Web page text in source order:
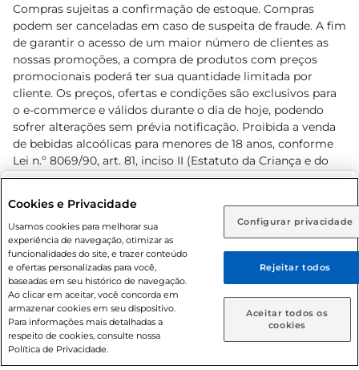
Rio de Janeiro (RJ) Goiás (GO)
Ou
Caso queira comprar online, informe como deseja receber
suas compras:
Entrega em casa Retire em Loja
Compras sujeitas a confirmação de estoque. Compras
podem ser canceladas em caso de suspeita de fraude. A fim
de garantir o acesso de um maior número de clientes as
nossas promoções, a compra de produtos com preços
promocionais poderá ter sua quantidade limitada por
cliente. Os preços, ofertas e condições são exclusivos para
o e-commerce e válidos durante o dia de hoje, podendo
sofrer alterações sem prévia notificação. Proibida a venda
de bebidas alcoólicas para menores de 18 anos, conforme
Lei n.º 8069/90, art. 81, inciso II (Estatuto da Criança e do
Adolescente). Preços e condições exclusivos para o
prévio. O valor mínimo para as compras on-line é de R$
80,00.
© 2026 Copyright. Todos os direitos
reservados Prezunic.
Cookies e Privacidade
Usamos cookies para melhorar sua
experiência de navegação, otimizar as
funcionalidades do site, e trazer conteúdo
e ofertas personalizadas para você,
baseadas em seu histórico de navegação.
Ao clicar em aceitar, você concorda em
armazenar cookies em seu dispositivo.
Para informações mais detalhadas a
respeito de cookies, consulte nossa
Política de Privacidade.
Configurar privacidade
Rejeitar todos
Aceitar todos os
cookies